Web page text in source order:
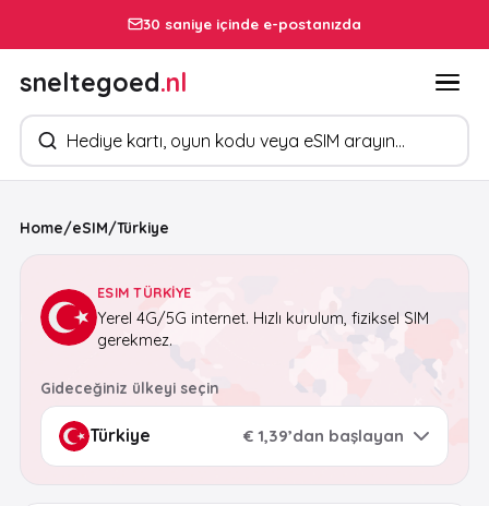
30 saniye içinde e-postanızda
sneltegoed.nl
Ürün arayın
Home/eSIM/Türkiye
ESIM TÜRKIYE
Yerel 4G/5G internet. Hızlı kurulum, fiziksel SIM
gerekmez.
Gideceğiniz ülkeyi seçin
€ 1,39’dan başlayan